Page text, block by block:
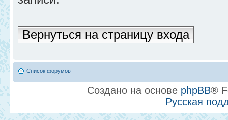
Вернуться на страницу входа
Список форумов
Создано на основе phpBB®
Русская